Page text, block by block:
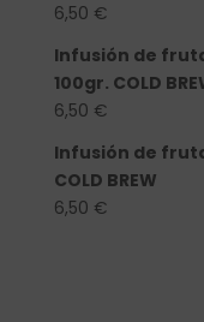
6,50 €
Infusión de
100gr. COLD
6,50 €
Infusión de
COLD BREW
6,50 €